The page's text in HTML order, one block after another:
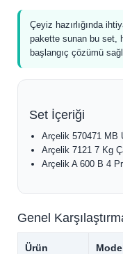
Çeyiz hazırlığında
pakette sunan bu set,
başlangıç çözümü
Set İçeriği
Arçelik 570471 MB
Arçelik 7121 7 Kg
Arçelik A 600 B 4
Genel
Ürün